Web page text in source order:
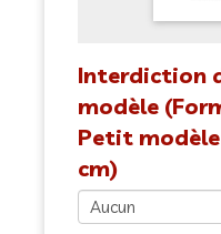
Interdiction
modèle
Petit
cm)